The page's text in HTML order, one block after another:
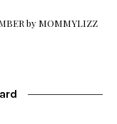
by MOMMYLIZZ